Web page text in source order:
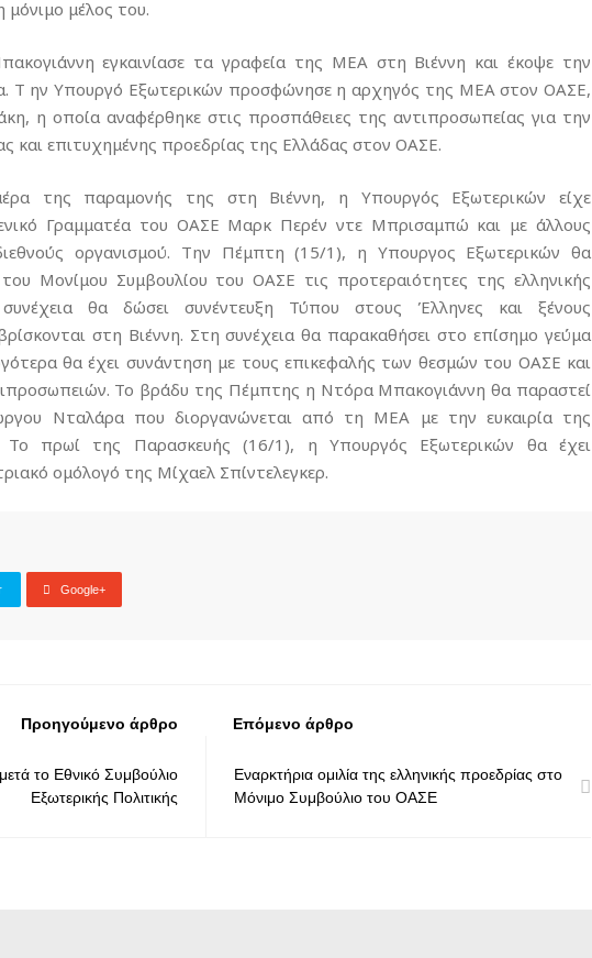
μέλος του.
εγκαινίασε τα γραφεία της ΜΕΑ στη Βιέννη και έκοψε την
Τ ην Υπουργό Εξωτερικών προσφώνησε η αρχηγός της ΜΕΑ στον ΟΑΣΕ,
η οποία αναφέρθηκε στις προσπάθειες της αντιπροσωπείας για την
και επιτυχημένης προεδρίας της Ελλάδας στον ΟΑΣΕ.
της παραμονής της στη Βιέννη, η Υπουργός Εξωτερικών είχε
Γραμματέα του ΟΑΣΕ Μαρκ Περέν ντε Μπρισαμπώ και με άλλους
οργανισμού. Την Πέμπτη (15/1), η Υπουργος Εξωτερικών θα
Μονίμου Συμβουλίου του ΟΑΣΕ τις προτεραιότητες της ελληνικής
θα δώσει συνέντευξη Τύπου στους Έλληνες και ξένους
στη Βιέννη. Στη συνέχεια θα παρακαθήσει στο επίσημο γεύμα
θα έχει συνάντηση με τους επικεφαλής των θεσμών του ΟΑΣΕ και
Το βράδυ της Πέμπτης η Ντόρα Μπακογιάννη θα παραστεί
Νταλάρα που διοργανώνεται από τη ΜΕΑ με την ευκαιρία της
Το πρωί της Παρασκευής (16/1), η Υπουργός Εξωτερικών θα έχει
ομόλογό της Μίχαελ Σπίντελεγκερ.
Google+
Προηγούμενο άρθρο
το Εθνικό Συμβούλιο
Εξωτερικής Πολιτικής
Επόμενο άρθρο
Εναρκτήρια ομιλία της ελληνικής προεδρίας στο
Μόνιμο Συμβούλιο του ΟΑΣΕ